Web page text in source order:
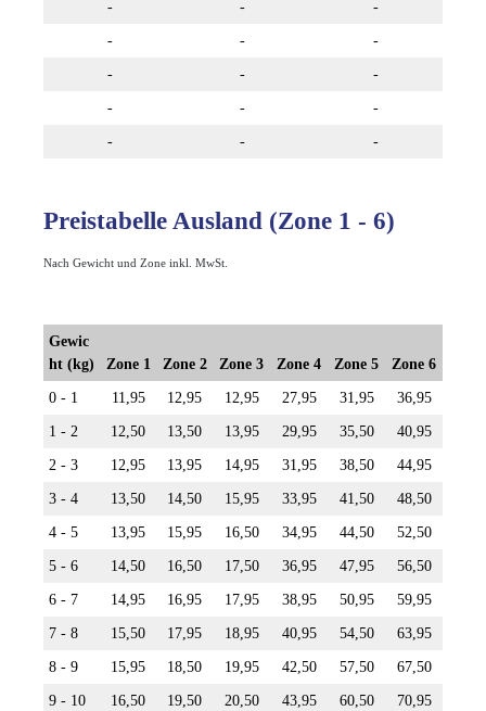
- - -
- - -
- - -
- - -
- - -
Preistabelle Ausland (Zone 1 - 6)
Nach Gewicht und Zone inkl. MwSt.
Gewic
ht (kg)
Zone 1 Zone 2 Zone 3 Zone 4 Zone 5 Zone 6
0 - 1 11,95 12,95 12,95 27,95 31,95 36,95
1 - 2 12,50 13,50 13,95 29,95 35,50 40,95
2 - 3 12,95 13,95 14,95 31,95 38,50 44,95
3 - 4 13,50 14,50 15,95 33,95 41,50 48,50
4 - 5 13,95 15,95 16,50 34,95 44,50 52,50
5 - 6 14,50 16,50 17,50 36,95 47,95 56,50
6 - 7 14,95 16,95 17,95 38,95 50,95 59,95
7 - 8 15,50 17,95 18,95 40,95 54,50 63,95
8 - 9 15,95 18,50 19,95 42,50 57,50 67,50
9 - 10 16,50 19,50 20,50 43,95 60,50 70,95